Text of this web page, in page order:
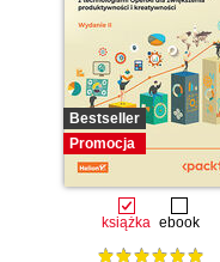
Bestseller
Promocja
książka ebook